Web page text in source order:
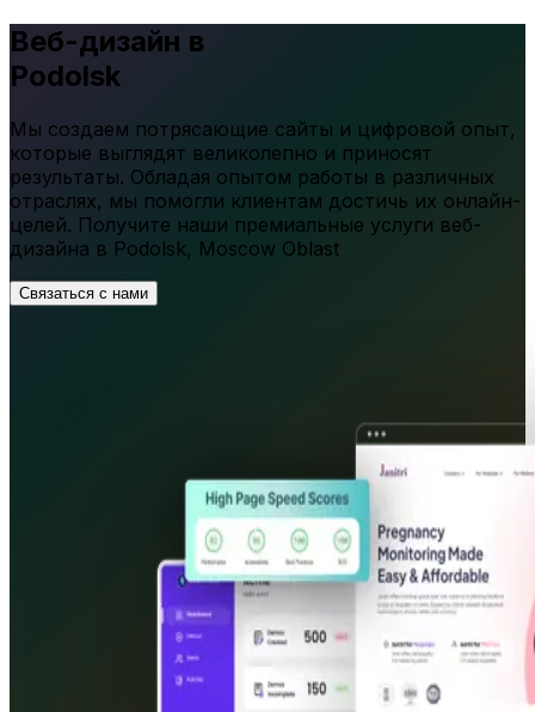
Веб-дизайн в
Podolsk
Мы создаем потрясающие сайты и цифровой опыт,
которые выглядят великолепно и приносят
результаты. Обладая опытом работы в различных
отраслях, мы помогли клиентам достичь их онлайн-
целей. Получите наши премиальные услуги веб-
дизайна в Podolsk, Moscow Oblast
Связаться с нами